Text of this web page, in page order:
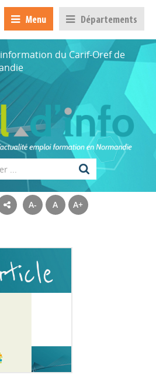
Menu Départements
du Carif-Oref de
A- A A+